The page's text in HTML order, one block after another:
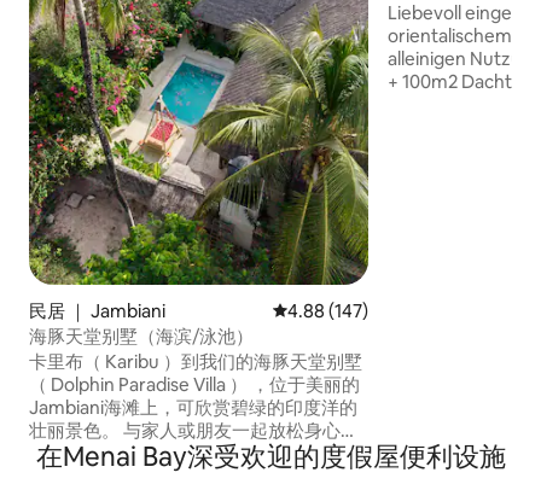
民居 ｜ Jambiani 平均评分 4.88 分（满分 5 分），
4.88 (147)
海豚天堂别墅（海滨/泳池）
卡里布（ Karibu ）到我们的海豚天堂别墅
（ Dolphin Paradise Villa ） ，位于美丽的
Jambiani海滩上，可欣赏碧绿的印度洋的
壮丽景色。 与家人或朋友一起放松身心、
玩耍、放松、做梦。 这栋房子设有3间卧
室、3间浴室、客厅、设备齐全的娱乐厨
Liebevoll
orientalischem
alleinigen
+ 100m2
在Menai Bay深受欢迎的度假屋便利设施